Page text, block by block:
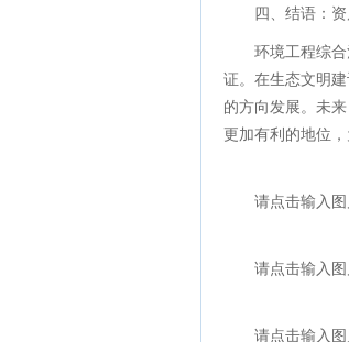
四、结语：
环境工程综
证。在生态文明
的方向发展。未
更加有利的地位
请点击输入图
请点击输入图
请点击输入图